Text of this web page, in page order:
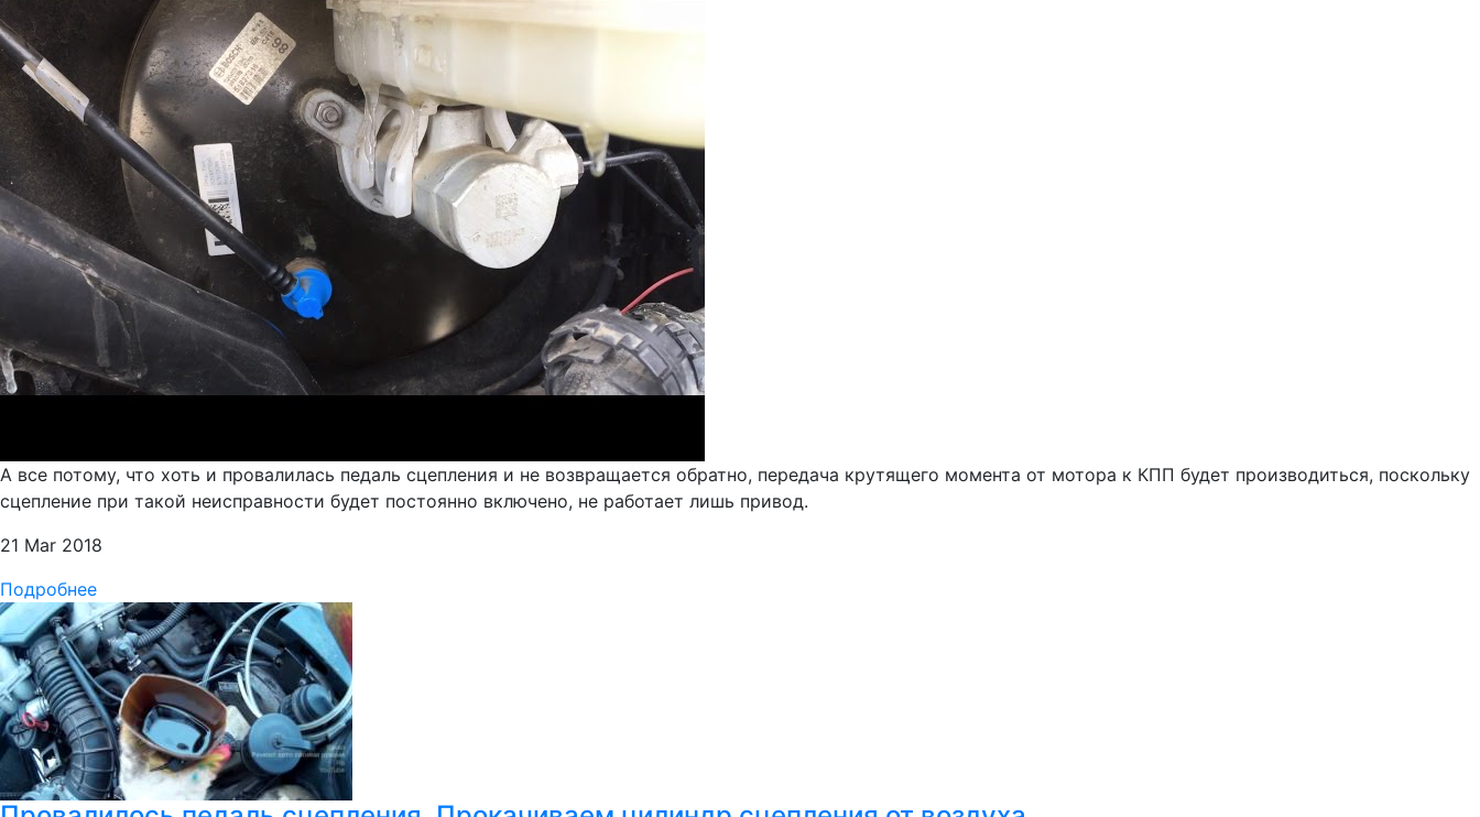
А все потому, что хоть и провалилась педаль сцепления и не возвращается обратно, передача крутящего момента от мотора к КПП будет производиться, поскольку
сцепление при такой неисправности будет постоянно включено, не работает лишь привод.
21 Mar 2018
Подробнее